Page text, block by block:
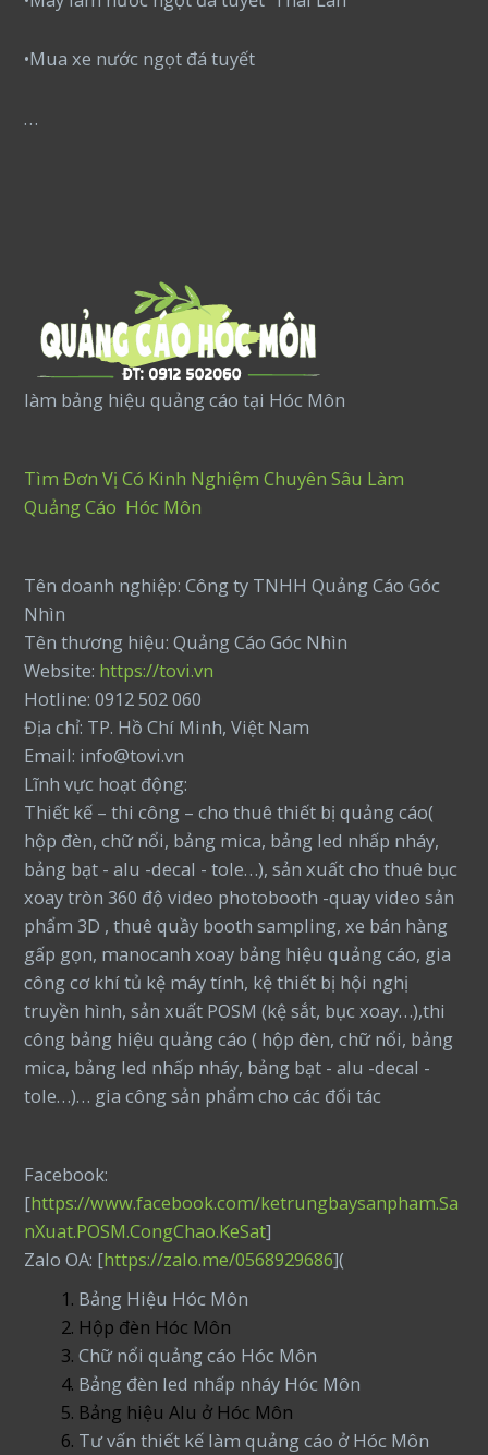
•Mua xe nước ngọt đá tuyết
…
làm bảng hiệu quảng cáo tại Hóc Môn
Tìm Đơn Vị Có Kinh Nghiệm Chuyên Sâu Làm
Quảng Cáo Hóc Môn
Tên doanh nghiệp: Công ty TNHH Quảng Cáo Góc
Nhìn
Tên thương hiệu: Quảng Cáo Góc Nhìn
Website: https://tovi.vn
Hotline: 0912 502 060
Địa chỉ: TP. Hồ Chí Minh, Việt Nam
Email: info@tovi.vn
Lĩnh vực hoạt động:
Thiết kế – thi công – cho thuê thiết bị quảng cáo(
hộp đèn, chữ nổi, bảng mica, bảng led nhấp nháy,
bảng bạt - alu -decal - tole…), sản xuất cho thuê bục
xoay tròn 360 độ video photobooth -quay video sản
phẩm 3D , thuê quầy booth sampling, xe bán hàng
gấp gọn, manocanh xoay bảng hiệu quảng cáo, gia
công cơ khí tủ kệ máy tính, kệ thiết bị hội nghị
truyền hình, sản xuất POSM (kệ sắt, bục xoay…),thi
công bảng hiệu quảng cáo ( hộp đèn, chữ nổi, bảng
mica, bảng led nhấp nháy, bảng bạt - alu -decal -
tole…)… gia công sản phẩm cho các đối tác
Facebook:
[https://www.facebook.com/ketrungbaysanpham.Sa
nXuat.POSM.CongChao.KeSat]
Zalo OA: [https://zalo.me/0568929686](
Bảng Hiệu Hóc Môn
Hộp đèn Hóc Môn
Chữ nổi quảng cáo Hóc Môn
Bảng đèn led nhấp nháy Hóc Môn
Bảng hiệu Alu ở Hóc Môn
Tư vấn thiết kế làm quảng cáo ở Hóc Môn